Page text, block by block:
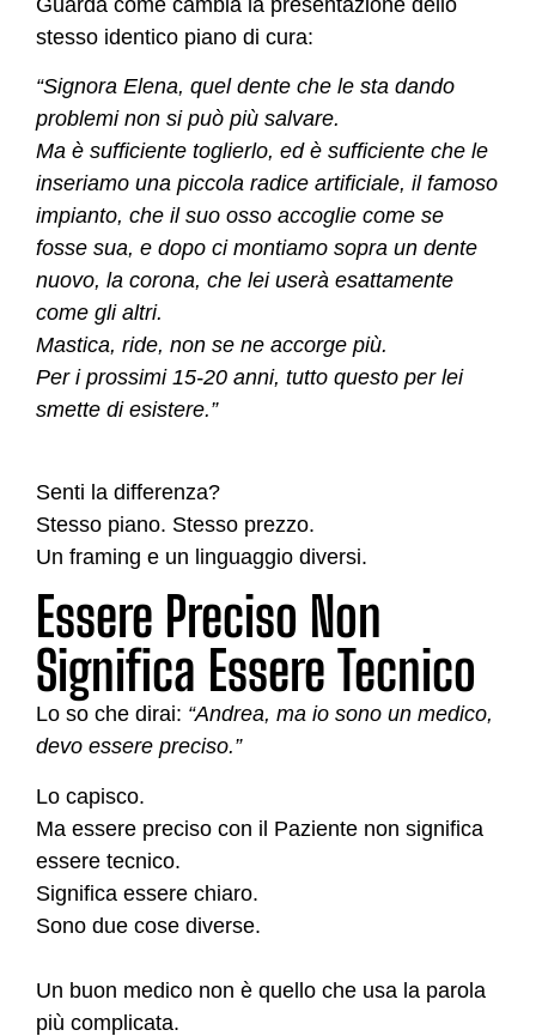
stesso identico piano di cura:
“Signora Elena, quel dente che le sta dando
problemi non si può più salvare.
Ma è sufficiente toglierlo, ed è sufficiente che le
inseriamo una piccola radice artificiale, il famoso
impianto, che il suo osso accoglie come se
fosse sua, e dopo ci montiamo sopra un dente
nuovo, la corona, che lei userà esattamente
come gli altri.
Mastica, ride, non se ne accorge più.
Per i prossimi 15-20 anni, tutto questo per lei
smette di esistere.”
Senti la differenza?
Stesso piano. Stesso prezzo.
Un framing e un linguaggio diversi.
Essere Preciso Non
Significa Essere Tecnico
Lo so che dirai: “Andrea, ma io sono un medico,
devo essere preciso.”
Lo capisco.
Ma essere preciso con il Paziente non significa
essere tecnico.
Significa essere chiaro.
Sono due cose diverse.
Un buon medico non è quello che usa la parola
più complicata.